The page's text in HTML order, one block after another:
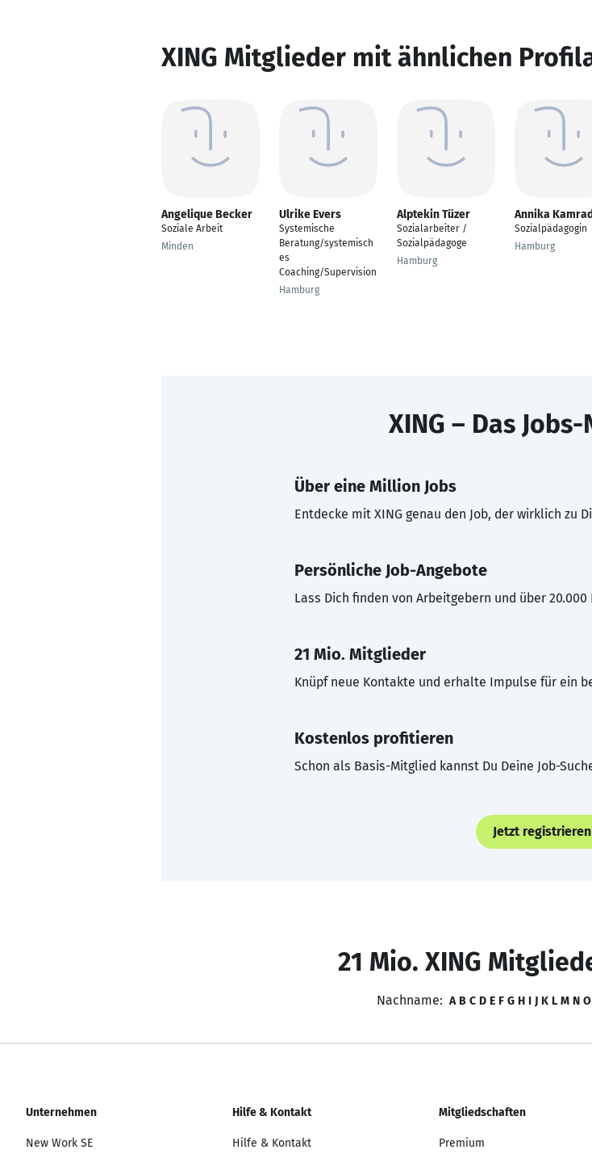
XING Mitglieder mit ähnlichen
Angelique Becker
Soziale Arbeit
Minden
Ulrike Evers
Systemische
Beratung/systemisch
es
Coaching/Supervision
Hamburg
Alptekin Tüzer
Sozialarbeiter /
Sozialpädagoge
Hamburg
Annika
Sozialpädagogin
Hamburg
XING – Das
Über eine Million Jobs
Entdecke mit XING genau den Job, der wirklich zu
Persönliche Job-Angebote
Lass Dich finden von Arbeitgebern und über 20.000
21 Mio. Mitglieder
Knüpf neue Kontakte und erhalte Impulse für ein
Kostenlos profitieren
Schon als Basis-Mitglied kannst Du Deine Job-
Jetzt registrieren
21 Mio. XING
Nachname: A B C D E F G H I J K L M N O
Unternehmen
New Work SE
Hilfe & Kontakt
Hilfe & Kontakt
Mitgliedschaften
Premium